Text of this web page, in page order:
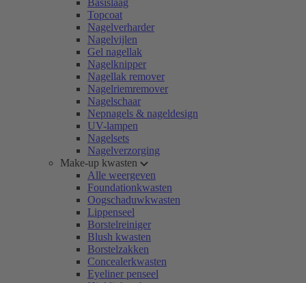
Basislaag
Topcoat
Nagelverharder
Nagelvijlen
Gel nagellak
Nagelknipper
Nagellak remover
Nagelriemremover
Nagelschaar
Nepnagels & nageldesign
UV-lampen
Nagelsets
Nagelverzorging
Make-up kwasten
Alle weergeven
Foundationkwasten
Oogschaduwkwasten
Lippenseel
Borstelreiniger
Blush kwasten
Borstelzakken
Concealerkwasten
Eyeliner penseel